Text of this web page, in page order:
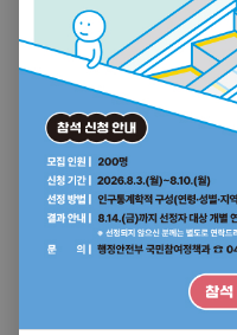
소통
일 잘하는